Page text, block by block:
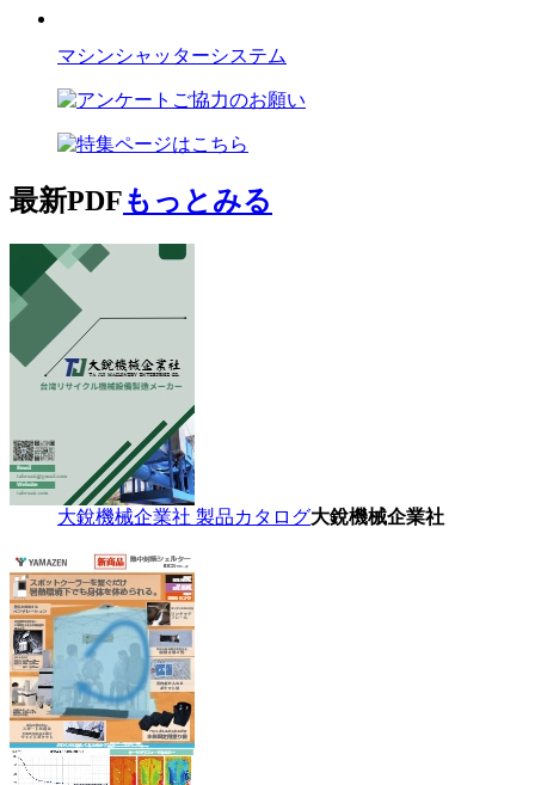
マシンシャッターシステム
最新PDFもっとみる
大銳機械企業社 製品カタログ大銳機械企業社